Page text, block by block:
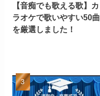
【音痴でも歌える歌】カ
ラオケで歌いやすい50曲
を厳選しました！